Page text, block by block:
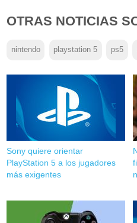
OTRAS NOTICIAS
nintendo playstation 5 ps5
Sony quiere orientar
PlayStation 5 a los jugadores
más exigentes